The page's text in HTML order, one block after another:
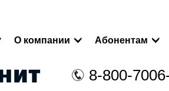
О компании Абонентам
8-800-